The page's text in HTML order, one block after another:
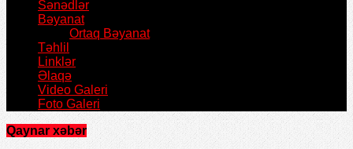
Sənədlər
Bəyanat
Ortaq Bəyanat
Təhlil
Linklər
Əlaqə
Video Galeri
Foto Galeri
Qaynar xəbər